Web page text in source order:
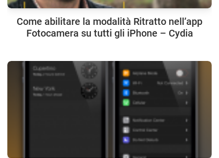
Come abilitare la modalità Ritratto nell’app
Fotocamera su tutti gli iPhone – Cydia